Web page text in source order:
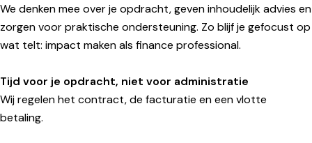
We denken mee over je opdracht, geven inhoudelijk advies en
zorgen voor praktische ondersteuning. Zo blijf je gefocust op
wat telt: impact maken als finance professional.
Tijd voor je opdracht, niet voor administratie
Wij regelen het contract, de facturatie en een vlotte
betaling.